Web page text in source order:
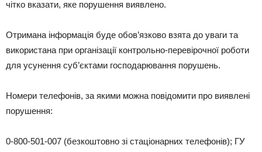
чітко вказати, яке порушення виявлено.
Отримана інформація буде обов’язково взята до уваги та
використана при організації контрольно-перевірочної роботи
для усунення суб’єктами господарювання порушень.
Номери телефонів, за якими можна повідомити про виявлені
порушення:
0-800-501-007 (безкоштовно зі стаціонарних телефонів); ГУ